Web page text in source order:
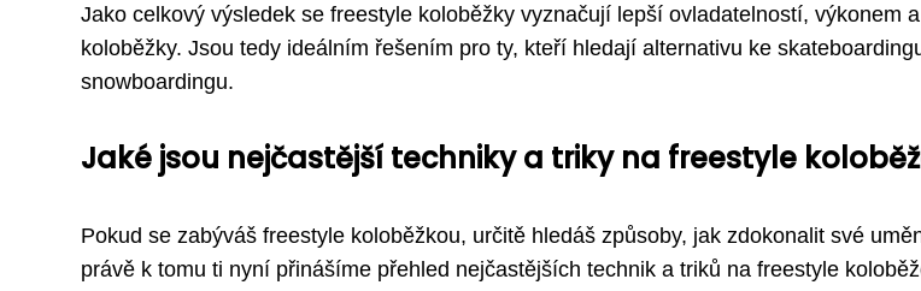
Jako celkový výsledek se freestyle koloběžky vyznačují lepší ovladatelností, výkonem
koloběžky. Jsou tedy ideálním řešením pro ty, kteří hledají alternativu ke
snowboardingu.
Jaké jsou nejčastější techniky a triky na freestyle
Pokud se zabýváš freestyle koloběžkou, určitě hledáš způsoby, jak zdokonalit své
právě k tomu ti nyní přinášíme přehled nejčastějších technik a triků na freestyle